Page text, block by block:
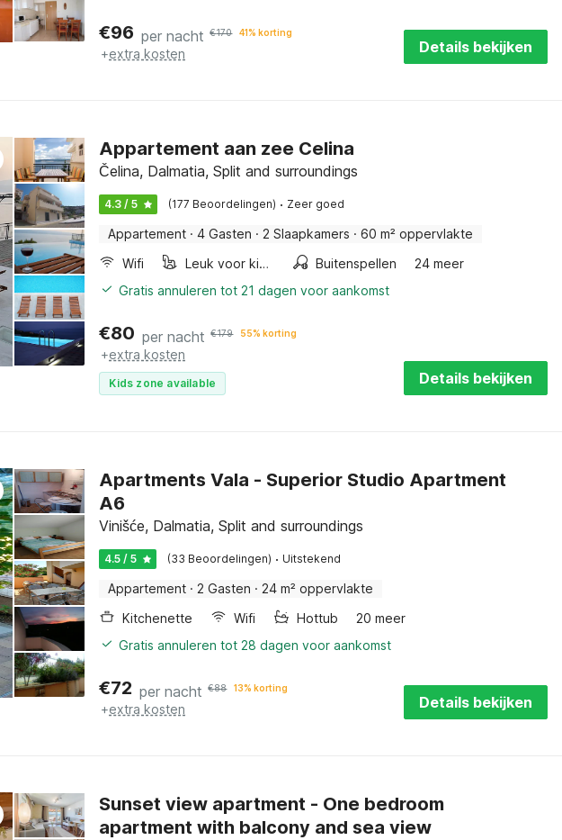
€96 per nacht €170 41% korting
+extra kosten Details bekijken
Appartement aan zee Celina
Čelina, Dalmatia, Split and surroundings
4.3 / 5 (177 Beoordelingen) · Zeer goed
Appartement · 4 Gasten · 2 Slaapkamers · 60 m² oppervlakte
Wifi
Leuk voor kinderen Buitenspellen
24 meer
Gratis annuleren tot 21 dagen voor aankomst
€80 per nacht €179 55% korting
+extra kosten
Kids zone available Details bekijken
Apartments Vala - Superior Studio Apartment
A6
Vinišće, Dalmatia, Split and surroundings
4.5 / 5 (33 Beoordelingen) · Uitstekend
Appartement · 2 Gasten · 24 m² oppervlakte
Kitchenette
Wifi Hottub
20 meer
Gratis annuleren tot 28 dagen voor aankomst
€72 per nacht €88 13% korting
+extra kosten Details bekijken
Sunset view apartment - One bedroom
apartment with balcony and sea view